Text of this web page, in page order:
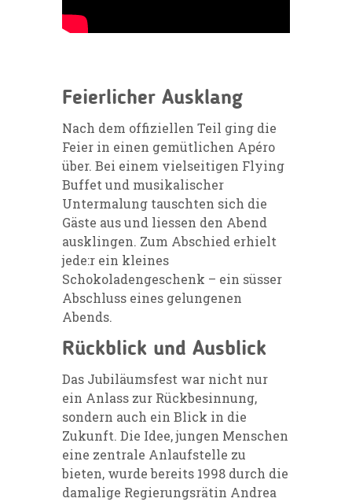
Feierlicher Ausklang
Nach dem offiziellen Teil ging die
Feier in einen gemütlichen Apéro
über. Bei einem vielseitigen Flying
Buffet und musikalischer
Untermalung tauschten sich die
Gäste aus und liessen den Abend
ausklingen. Zum Abschied erhielt
jede:r ein kleines
Schokoladengeschenk – ein süsser
Abschluss eines gelungenen
Abends.
Rückblick und Ausblick
Das Jubiläumsfest war nicht nur
ein Anlass zur Rückbesinnung,
sondern auch ein Blick in die
Zukunft. Die Idee, jungen Menschen
eine zentrale Anlaufstelle zu
bieten, wurde bereits 1998 durch die
damalige Regierungsrätin Andrea